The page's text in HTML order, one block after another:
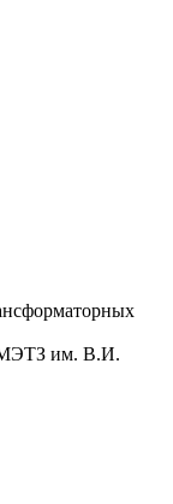
МЭТЗ им. В.И.